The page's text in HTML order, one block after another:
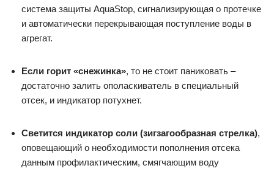
система защиты AquaStop, сигнализирующая о протечке
и автоматически перекрывающая поступление воды в
агрегат.
Если горит «снежинка», то не стоит паниковать –
достаточно залить ополаскиватель в специальный
отсек, и индикатор потухнет.
Светится индикатор соли (зигзагообразная стрелка),
оповещающий о необходимости пополнения отсека
данным профилактическим, смягчающим воду